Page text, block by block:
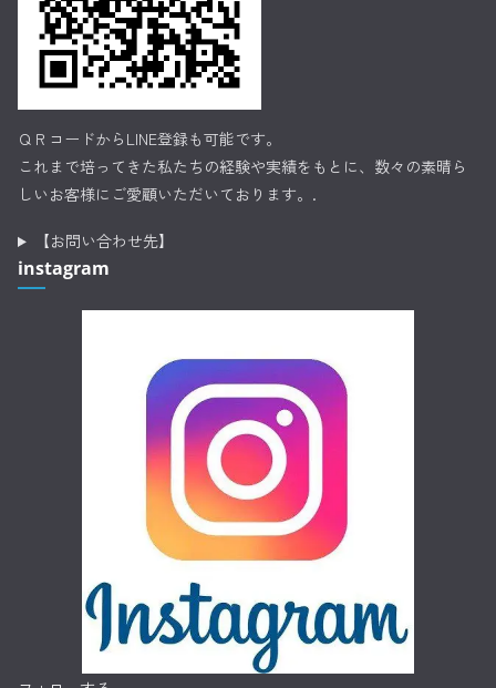
ＱＲコードからLINE登録も可能です。
これまで培ってきた私たちの経験や実績をもとに、数々の素晴ら
しいお客様にご愛顧いただいております。.
【お問い合わせ先】
instagram